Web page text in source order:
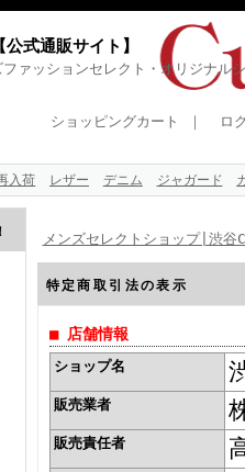
式通販サイト】
ァッションセレクト・オリジナル
ショッピングカート ｜ ロ
入荷 レザー デニム ジャガード
メンズセレクトショップ|渋
特定商取引法の表示
■ 店舗情報
ショップ名
販売業者
販売責任者